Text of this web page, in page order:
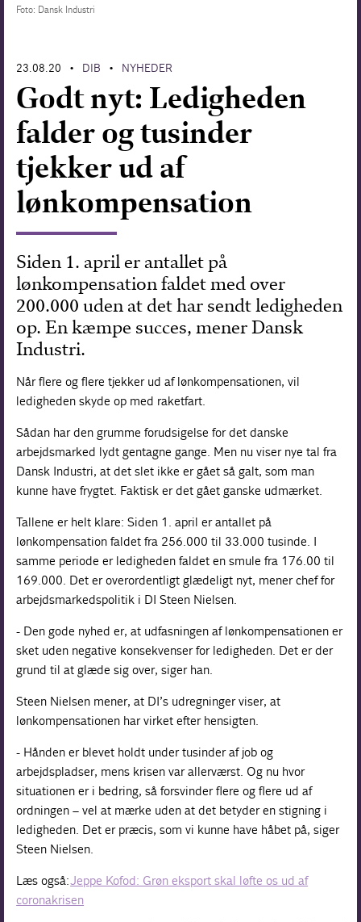
Foto: Dansk Industri
23.08.20 • DIB • NYHEDER
Godt nyt: Ledigheden
falder og tusinder
tjekker ud af
lønkompensation
Siden 1. april er antallet på
lønkompensation faldet med over
200.000 uden at det har sendt ledigheden
op. En kæmpe succes, mener Dansk
Industri.
Når flere og flere tjekker ud af lønkompensationen, vil
ledigheden skyde op med raketfart.
Sådan har den grumme forudsigelse for det danske
arbejdsmarked lydt gentagne gange. Men nu viser nye tal fra
Dansk Industri, at det slet ikke er gået så galt, som man
kunne have frygtet. Faktisk er det gået ganske udmærket.
Tallene er helt klare: Siden 1. april er antallet på
lønkompensation faldet fra 256.000 til 33.000 tusinde. I
samme periode er ledigheden faldet en smule fra 176.00 til
169.000. Det er overordentligt glædeligt nyt, mener chef for
arbejdsmarkedspolitik i DI Steen Nielsen.
- Den gode nyhed er, at udfasningen af lønkompensationen er
sket uden negative konsekvenser for ledigheden. Det er der
grund til at glæde sig over, siger han.
Steen Nielsen mener, at DI’s udregninger viser, at
lønkompensationen har virket efter hensigten.
- Hånden er blevet holdt under tusinder af job og
arbejdspladser, mens krisen var allerværst. Og nu hvor
situationen er i bedring, så forsvinder flere og flere ud af
ordningen – vel at mærke uden at det betyder en stigning i
ledigheden. Det er præcis, som vi kunne have håbet på, siger
Steen Nielsen.
Læs også:Jeppe Kofod: Grøn eksport skal løfte os ud af
coronakrisen